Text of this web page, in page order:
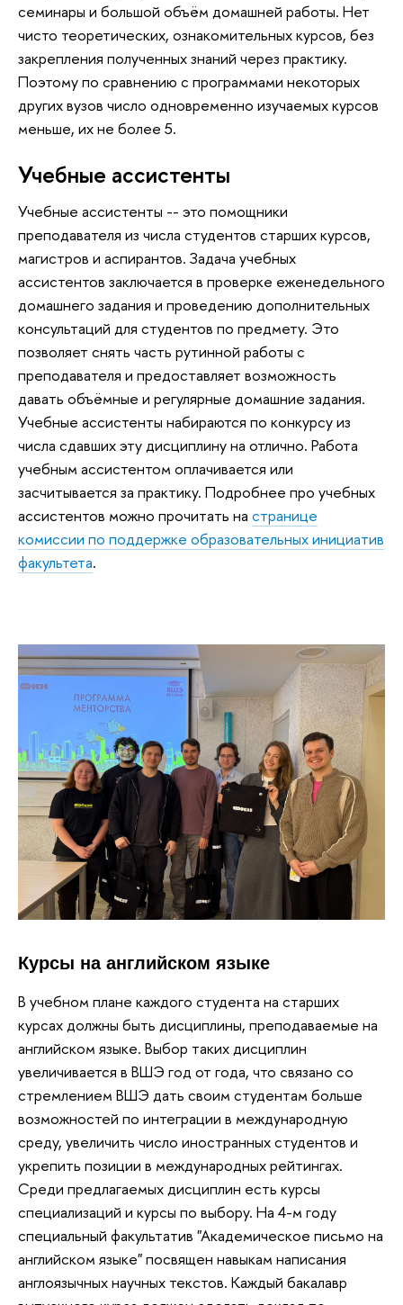
семинары и большой объём домашней работы. Нет
чисто теоретических, ознакомительных курсов, без
закрепления полученных знаний через практику.
Поэтому по сравнению с программами некоторых
других вузов число одновременно изучаемых курсов
меньше, их не более 5.
Учебные ассистенты
Учебные ассистенты -- это помощники
преподавателя из числа студентов старших курсов,
магистров и аспирантов. Задача учебных
ассистентов заключается в проверке еженедельного
домашнего задания и проведению дополнительных
консультаций для студентов по предмету. Это
позволяет снять часть рутинной работы с
преподавателя и предоставляет возможность
давать объёмные и регулярные домашние задания.
Учебные ассистенты набираются по конкурсу из
числа сдавших эту дисциплину на отлично. Работа
учебным ассистентом оплачивается или
засчитывается за практику. Подробнее про учебных
ассистентов можно прочитать на странице
комиссии по поддержке образовательных инициатив
факультета.
Курсы на английском языке
В учебном плане каждого студента на старших
курсах должны быть дисциплины, преподаваемые на
английском языке. Выбор таких дисциплин
увеличивается в ВШЭ год от года, что связано со
стремлением ВШЭ дать своим студентам больше
возможностей по интеграции в международную
среду, увеличить число иностранных студентов и
укрепить позиции в международных рейтингах.
Среди предлагаемых дисциплин есть курсы
специализаций и курсы по выбору. На 4-м году
специальный факультатив "Академическое письмо на
английском языке" посвящен навыкам написания
англоязычных научных текстов. Каждый бакалавр